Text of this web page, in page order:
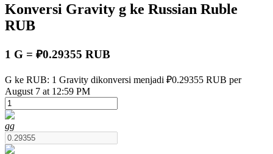
USDT Berjangka
Kontrak berjangka menggunakan USDT sebagai jaminannya
Konversi Gravity g ke Russian Ruble
RUB
1 G = ₽0.29355 RUB
G ke RUB: 1 Gravity dikonversi menjadi ₽0.29355 RUB per
August 7 at 12:59 PM
gg